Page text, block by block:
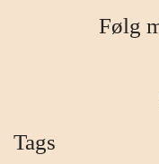
Følg
Tags